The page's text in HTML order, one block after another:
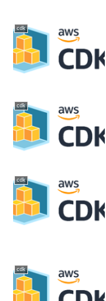
cdk
cdk
cdk
cdk